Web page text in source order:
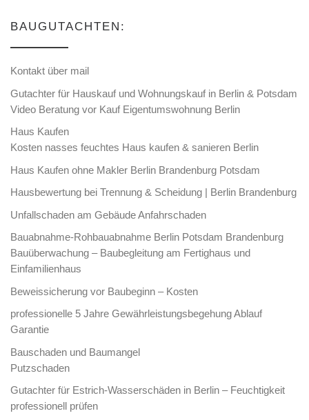
BAUGUTACHTEN:
Kontakt über mail
Gutachter für Hauskauf und Wohnungskauf in Berlin & Potsdam
Video Beratung vor Kauf Eigentumswohnung Berlin
Haus Kaufen
Kosten nasses feuchtes Haus kaufen & sanieren Berlin
Haus Kaufen ohne Makler Berlin Brandenburg Potsdam
Hausbewertung bei Trennung & Scheidung | Berlin Brandenburg
Unfallschaden am Gebäude Anfahrschaden
Bauabnahme-Rohbauabnahme Berlin Potsdam Brandenburg
Bauüberwachung – Baubegleitung am Fertighaus und
Einfamilienhaus
Beweissicherung vor Baubeginn – Kosten
professionelle 5 Jahre Gewährleistungsbegehung Ablauf
Garantie
Bauschaden und Baumangel
Putzschaden
Gutachter für Estrich-Wasserschäden in Berlin – Feuchtigkeit
professionell prüfen